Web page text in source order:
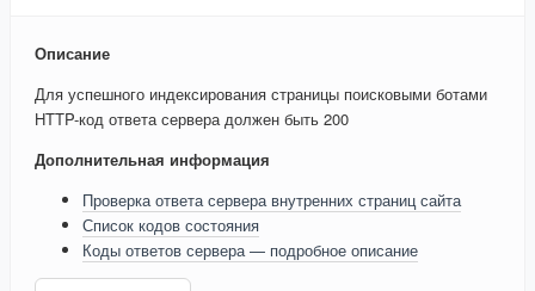
Описание
Для успешного индексирования страницы поисковыми ботами
HTTP-код ответа сервера должен быть 200
Дополнительная информация
Проверка ответа сервера внутренних страниц сайта
Список кодов состояния
Коды ответов сервера — подробное описание